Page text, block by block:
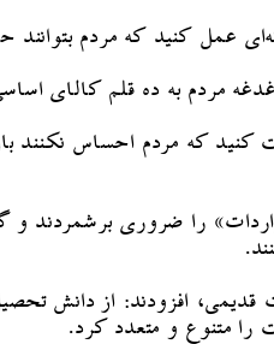
عمل کنید که مردم
مردم به ده قلم کالای
کنید که مردم احساس
را ضروری برشمردند
افزودند: از دانش
را متنوع و متعدد کرد.